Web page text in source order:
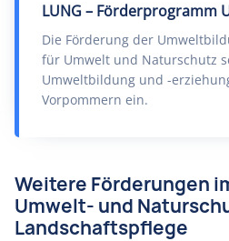
LUNG – Förderprogramm
Die Förderung der
für Umwelt und Naturschutz
Umweltbildung und -
Vorpommern ein.
Weitere Förderungen
Umwelt- und
Landschaftspflege